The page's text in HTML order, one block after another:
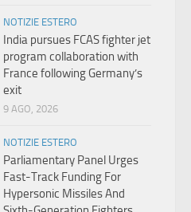
NOTIZIE ESTERO
India pursues FCAS fighter jet
program collaboration with
France following Germany’s
exit
9 AGO, 2026
NOTIZIE ESTERO
Parliamentary Panel Urges
Fast-Track Funding For
Hypersonic Missiles And